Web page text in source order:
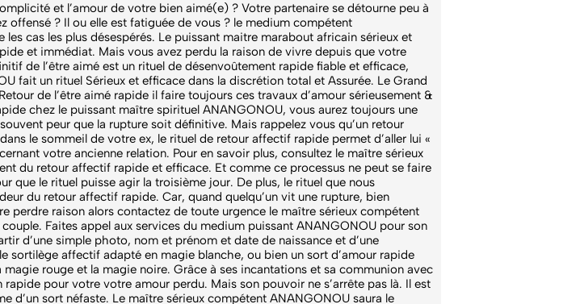
et l’amour de votre bien aimé(e) ? Votre partenaire se détourne peu à
offensé ? Il ou elle est fatiguée de vous ? le medium compétent
cas les plus désespérés. Le puissant maitre marabout africain sérieux et
et immédiat. Mais vous avez perdu la raison de vivre depuis que votre
de l’être aimé est un rituel de désenvoûtement rapide fiable et efficace,
fait un rituel Sérieux et efficace dans la discrétion total et Assurée. Le Grand
de l’être aimé rapide il faire toujours ces travaux d’amour sérieusement &
chez le puissant maître spirituel ANANGONOU, vous aurez toujours une
peur que la rupture soit définitive. Mais rappelez vous qu’un retour
le sommeil de votre ex, le rituel de retour affectif rapide permet d’aller lui «
votre ancienne relation. Pour en savoir plus, consultez le maître sérieux
du retour affectif rapide et efficace. Et comme ce processus ne peut se faire
que le rituel puisse agir la troisième jour. De plus, le rituel que nous
du retour affectif rapide. Car, quand quelqu’un vit une rupture, bien
perdre raison alors contactez de toute urgence le maître sérieux compétent
Faites appel aux services du medium puissant ANANGONOU pour son
d’une simple photo, nom et prénom et date de naissance et d’une
sortilège affectif adapté en magie blanche, ou bien un sort d’amour rapide
rouge et la magie noire. Grâce à ses incantations et sa communion avec
pour votre votre amour perdu. Mais son pouvoir ne s’arrête pas là. Il est
d’un sort néfaste. Le maître sérieux compétent ANANGONOU saura le